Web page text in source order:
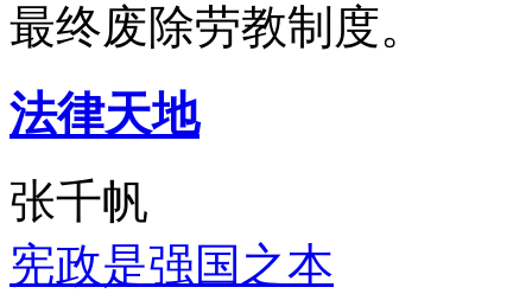
最终废除劳教制度。
法律天地
张千帆
宪政是强国之本